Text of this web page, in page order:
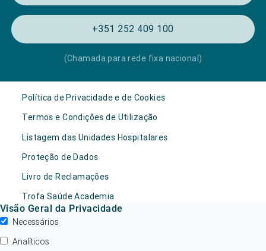
+351 252 409 100
(Chamada para rede fixa nacional)
Política de Privacidade e de Cookies
Termos e Condições de Utilização
Listagem das Unidades Hospitalares
Proteção de Dados
Livro de Reclamações
Trofa Saúde Academia
Visão Geral da Privacidade
Necessários
Analíticos